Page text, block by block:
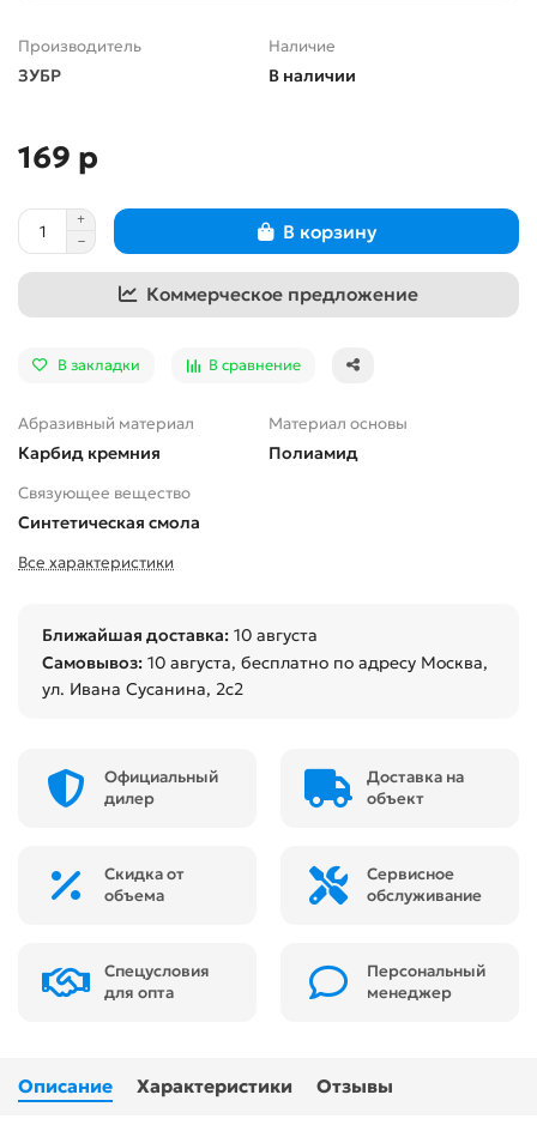
Производитель
ЗУБР
Наличие
В наличии
169 р
В корзину
Коммерческое предложение
В закладки В сравнение
Абразивный материал
Карбид кремния
Материал основы
Полиамид
Связующее вещество
Синтетическая смола
Все характеристики
Ближайшая доставка: 10 августа
Самовывоз: 10 августа, бесплатно по адресу Москва,
ул. Ивана Сусанина, 2с2
Официальный
дилер
Доставка на
объект
Скидка от
объема
Сервисное
обслуживание
Спецусловия
для опта
Персональный
менеджер
Описание Характеристики Отзывы